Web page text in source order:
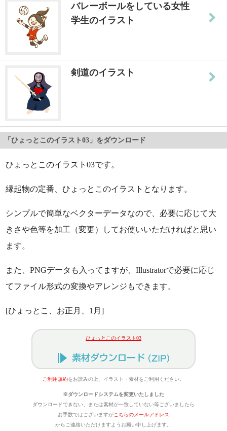
バレーボールをしている女性
学生のイラスト
剣道のイラスト
「ひょっとこのイラスト03」をダウンロード
ひょっとこのイラスト03です。
縁起物の定番、ひょっとこのイラストとなります。
シンプルで簡単なベクターデータなので、必要に応じて大
きさや色等を加工（変更）してお使いいただければと思い
ます。
また、PNGデータも入ってますが、Illustratorで必要に応じ
てファイル形式の変換やアレンジもできます。
[ひょっとこ、お正月、1月]
ひょっとこのイラスト03
ご利用規約をお読みの上、イラスト・素材をご利用ください。
※ダウンロードシステムを変更いたしました
ダウンロードできない、または素材が一致していない等ございましたら
お手数ではございますがこちらのメールアドレス
からご連絡いただけますようお願い申し上げます。